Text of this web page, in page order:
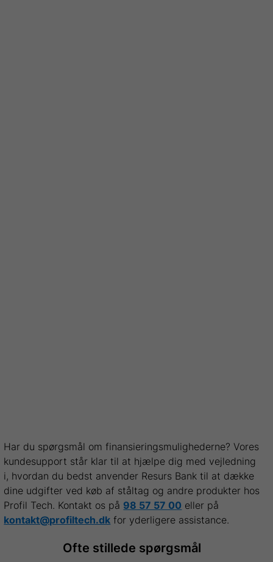
Har du spørgsmål om finansieringsmulighederne? Vores
kundesupport står klar til at hjælpe dig med vejledning
i, hvordan du bedst anvender Resurs Bank til at dække
dine udgifter ved køb af ståltag og andre produkter hos
Profil Tech. Kontakt os på 98 57 57 00 eller på
kontakt@profiltech.dk for yderligere assistance.
Ofte stillede spørgsmål